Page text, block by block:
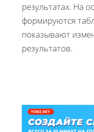
результатах. На
формируются
показывают
результатов.